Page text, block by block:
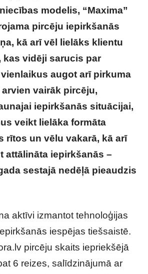
modelis, “Maxima”
pircēju iepirkšanās
kā arī vēl lielāks klientu
kas vidēji sarucis par
augot arī pirkuma
arvien vairāk pircēju,
iepirkšanās situācijai,
veikt lielāka formāta
rītos un vēlu vakarā, kā arī
attālināta iepirkšanās –
sestajā nedēļā pieaudzis
aktīvi izmantot tehnoloģijas
iespējas tiešsaistē.
pircēju skaits iepriekšējā
6 reizes, salīdzinājumā ar